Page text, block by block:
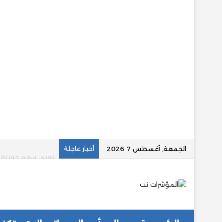
الجمعة, أغسطس 7 2026 أخبار عاجلة